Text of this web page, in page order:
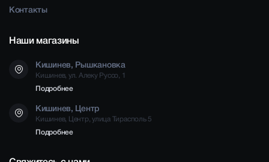
Контакты
Наши магазины
Кишинев, Рышкановка
Кишинев, ул. Алеку Руссо, 1
Подробнее
Кишинев, Центр
Кишинев, Центр, улица Тирасполь 5
Подробнее